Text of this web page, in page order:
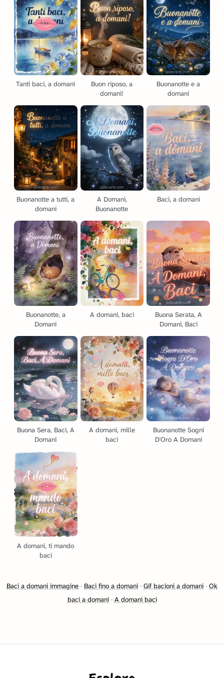
Tanti baci, a domani
Buon riposo, a
domani!
Buonanotte e a
domani
Buonanotte a tutti, a
domani
A Domani,
Buonanotte
Baci, a domani
Buonanotte, a
Domani
A domani, baci
Buona Serata, A
Domani, Baci
Buona Sera, Baci, A
Domani
A domani, mille
baci
Buonanotte Sogni
D'Oro A Domani
A domani, ti mando
baci
Baci a domani immagine · Baci fino a domani · Gif bacioni a domani · Ok
baci a domani· A domani baci